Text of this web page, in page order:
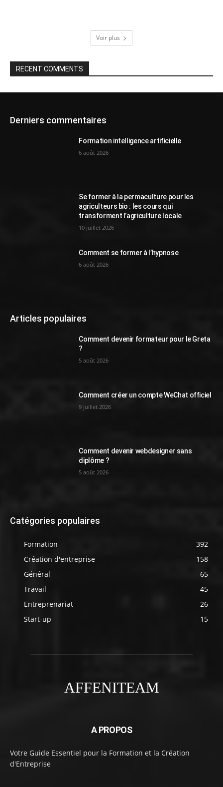
Voir plus
RECENT COMMENTS
Derniers commentaires
Formation intelligence artificielle
6 août 2026
Se former à la permaculture pour les
agriculteurs bio : les cours qui
transforment l’agriculture locale
10 juillet 2026
Comment se former à l’hypnose
6 août 2026
Articles populaires
Comment devenir formateur pour le Greta
?
5 août 2026
Comment créer un compte WeChat officiel
9 juillet 2026
Comment devenir webdesigner sans
diplôme ?
5 août 2026
Catégories populaires
Formation
392
Création d'entreprise
158
Général
65
Travail
45
Entreprenariat
26
Start-up
15
AFFENITEAM
A PROPOS
Votre Guide Essentiel pour la Formation et la Création
d'Entreprise